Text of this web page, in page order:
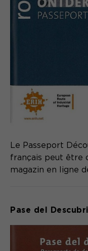
Le Passeport
français peut être
magazin en ligne
Pase del